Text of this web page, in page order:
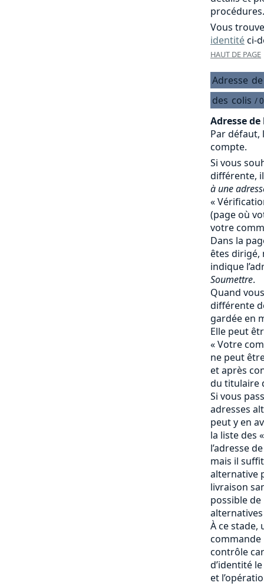
procédures.
Vous
identitéci-
HAUT DE PAGE
Adresse de
des colis /
Adresse
Par défaut,
compte.
Si vous
différente,
à une
«
(page où
votre
Dans la
êtes dirigé,
indique
Soumettre.
Quand
différente
gardée en
Elle peut
« Votre
ne peut
et après
du titulaire
Si vous
adresses
peut y en
la liste des
l’adresse
mais il
alternative
livraison
possible
À ce stade,
commande
contrôle
d’identité
et